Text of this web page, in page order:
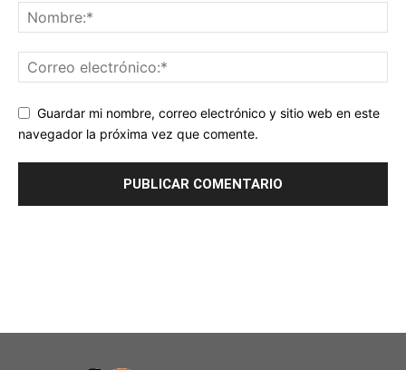
Guardar mi nombre, correo electrónico y sitio web en este
navegador la próxima vez que comente.